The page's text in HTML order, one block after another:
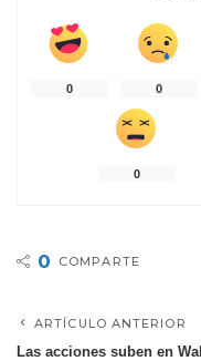
0 0
0
0 COMPARTE
ARTÍCULO ANTERIOR
Las acciones suben en Wall